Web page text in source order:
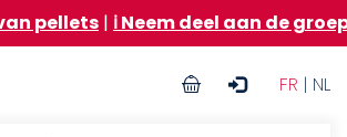
|ℹ️ Neem deel aan de
FR | NL
User